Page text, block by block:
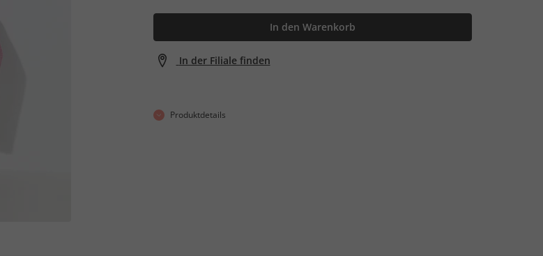
In den Warenkorb
In der Filiale finden
Produktdetails